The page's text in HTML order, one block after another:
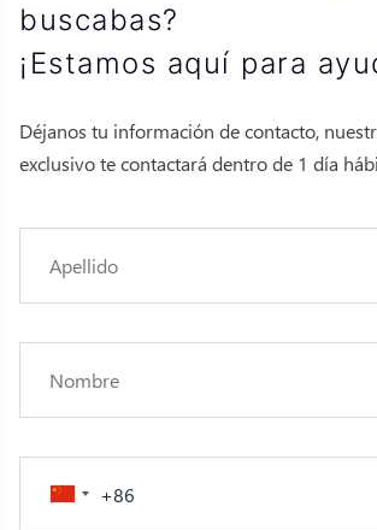
buscabas?
¡Estamos aquí para
Déjanos tu información de contacto,
exclusivo te contactará dentro de 1 día